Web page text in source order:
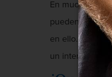
En muchas
pueden aplicar
en ello. En
un intento de